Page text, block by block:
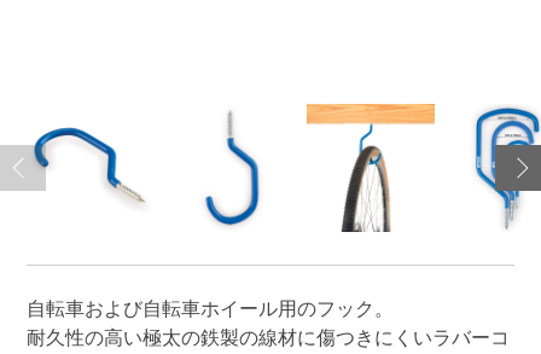
自転車および自転車ホイール用のフック。
耐久性の高い極太の鉄製の線材に傷つきにくいラバーコ